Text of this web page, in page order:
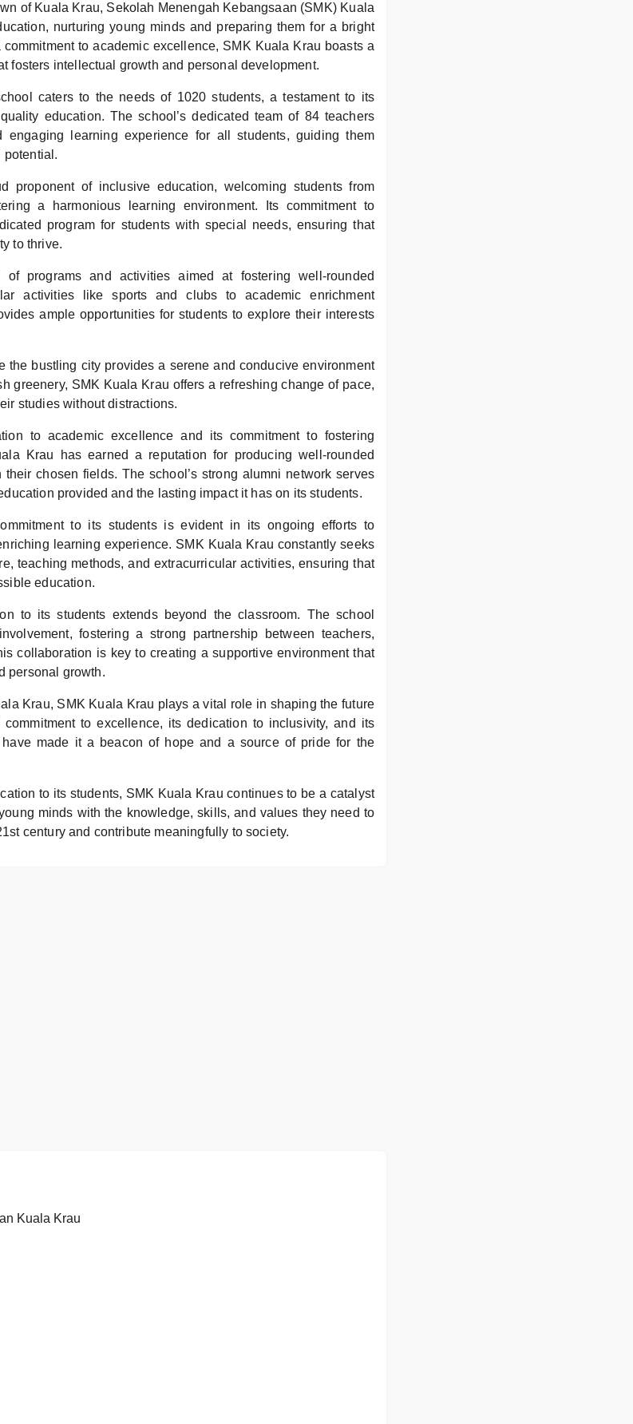
of Kuala Krau, Sekolah Menengah Kebangsaan (SMK) Kuala
nurturing young minds and preparing them for a bright
to academic excellence, SMK Kuala Krau boasts a
fosters intellectual growth and personal development.
caters to the needs of 1020 students, a testament to its
education. The school’s dedicated team of 84 teachers
engaging learning experience for all students, guiding them
potential.
proponent of inclusive education, welcoming students from
a harmonious learning environment. Its commitment to
program for students with special needs, ensuring that
to thrive.
programs and activities aimed at fostering well-rounded
activities like sports and clubs to academic enrichment
ample opportunities for students to explore their interests
the bustling city provides a serene and conducive environment
greenery, SMK Kuala Krau offers a refreshing change of pace,
studies without distractions.
to academic excellence and its commitment to fostering
Krau has earned a reputation for producing well-rounded
chosen fields. The school’s strong alumni network serves
provided and the lasting impact it has on its students.
to its students is evident in its ongoing efforts to
learning experience. SMK Kuala Krau constantly seeks
teaching methods, and extracurricular activities, ensuring that
education.
to its students extends beyond the classroom. The school
fostering a strong partnership between teachers,
collaboration is key to creating a supportive environment that
personal growth.
Krau, SMK Kuala Krau plays a vital role in shaping the future
commitment to excellence, its dedication to inclusivity, and its
made it a beacon of hope and a source of pride for the
to its students, SMK Kuala Krau continues to be a catalyst
minds with the knowledge, skills, and values they need to
century and contribute meaningfully to society.
Kuala Krau